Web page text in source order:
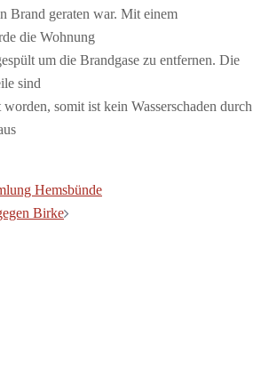
Brand geraten war. Mit einem
die Wohnung
um die Brandgase zu entfernen. Die
sind
somit ist kein Wasserschaden durch
Hemsbünde
Birke